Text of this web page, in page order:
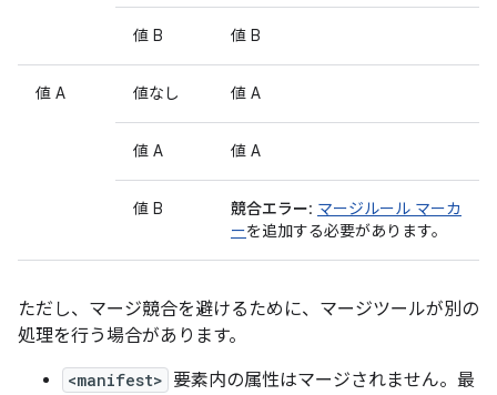
値 B 値 B
値 A 値なし 値 A
値 A 値 A
値 B 競合エラー: マージルール マーカ
ーを追加する必要があります。
ただし、マージ競合を避けるために、マージツールが別の
処理を行う場合があります。
<manifest> 要素内の属性はマージされません。最